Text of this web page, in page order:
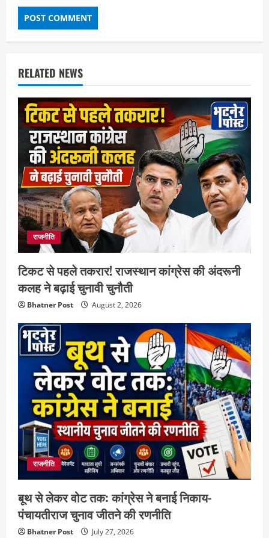
RELATED NEWS
राजनीति
टिकट से पहले तकरार! राजस्थान कांग्रेस की अंदरूनी
कलह ने बढ़ाई चुनावी चुनौती
Bhatner Post August 2, 2026
राजनीति
बूथ से लेकर वोट तक: कांग्रेस ने बनाई निकाय-
पंचायतीराज चुनाव जीतने की रणनीति
Bhatner Post July 27, 2026